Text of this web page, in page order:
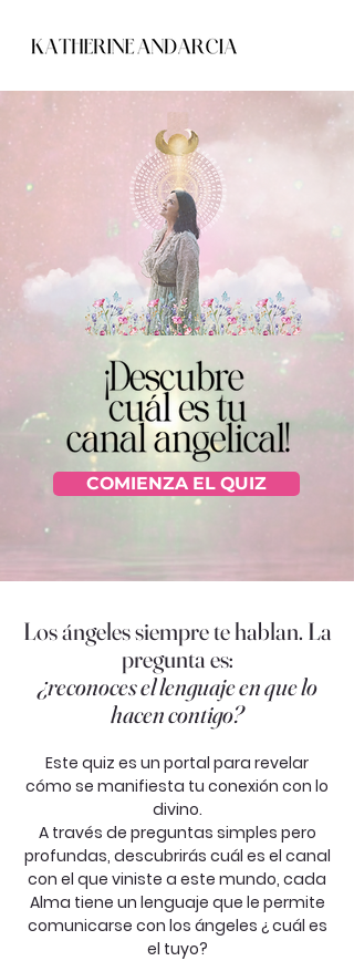
COMIENZA EL QUIZ
Los ángeles siempre te hablan. La
pregunta es:
¿reconoces el lenguaje en que lo
hacen contigo?
Este quiz es un portal para revelar
cómo se manifiesta tu conexión con lo
divino.
A través de preguntas simples pero
profundas, descubrirás cuál es el canal
con el que viniste a este mundo, cada
Alma tiene un lenguaje que le permite
comunicarse con los ángeles ¿ cuál es
el tuyo?